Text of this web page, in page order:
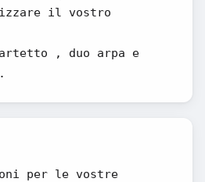
il vostro
, duo arpa e
per le vostre